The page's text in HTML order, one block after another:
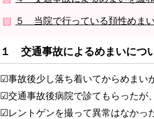
５ 当院で行っている頚性めま
１ 交通事故によるめまいにつ
☑事故後少し落ち着いてからめまい
☑交通事故後病院で診てもらったが
☑レントゲンを撮って異常はなかっ